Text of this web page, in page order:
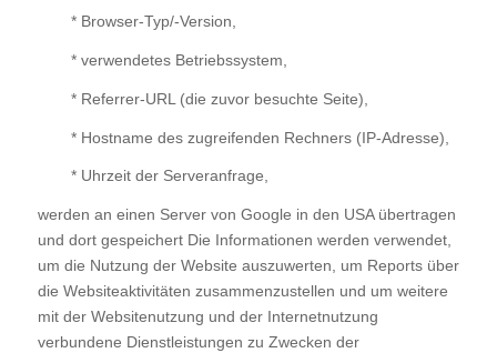
* Browser-Typ/-Version,
* verwendetes Betriebssystem,
* Referrer-URL (die zuvor besuchte Seite),
* Hostname des zugreifenden Rechners (IP-Adresse),
* Uhrzeit der Serveranfrage,
werden an einen Server von Google in den USA übertragen
und dort gespeichert Die Informationen werden verwendet,
um die Nutzung der Website auszuwerten, um Reports über
die Websiteaktivitäten zusammenzustellen und um weitere
mit der Websitenutzung und der Internetnutzung
verbundene Dienstleistungen zu Zwecken der